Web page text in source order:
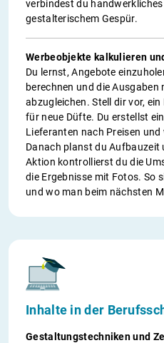
verbindest du
gestalterischem Gespür.
Werbeobjekte kalkulieren
Du lernst, Angebote
berechnen und die Ausgaben
abzugleichen. Stell dir vor,
für neue Düfte. Du erstellst
Lieferanten nach Preisen
Danach planst du Aufbauzeit
Aktion kontrollierst du die
die Ergebnisse mit Fotos. So
und wo man beim nächsten
Inhalte in der
Gestaltungstechniken und